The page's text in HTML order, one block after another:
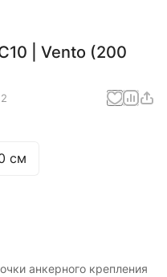
| Vento (200
см
анкерного крепления